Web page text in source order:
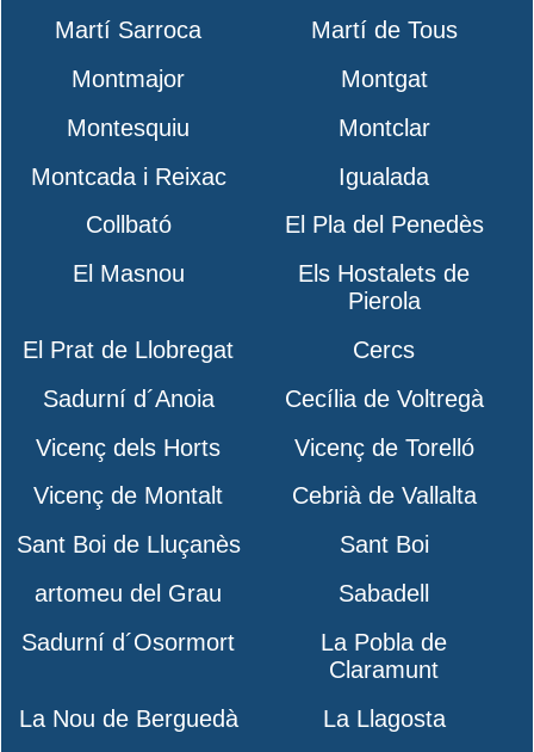
Martí Sarroca
Martí de Tous
Montmajor
Montgat
Montesquiu
Montclar
Montcada i Reixac
Igualada
Collbató
El Pla del Penedès
El Masnou
Els Hostalets de
Pierola
El Prat de Llobregat
Cercs
Sadurní d´Anoia
Cecília de Voltregà
Vicenç dels Horts
Vicenç de Torelló
Vicenç de Montalt
Cebrià de Vallalta
Sant Boi de Lluçanès
Sant Boi
artomeu del Grau
Sabadell
Sadurní d´Osormort
La Pobla de
Claramunt
La Nou de Berguedà
La Llagosta